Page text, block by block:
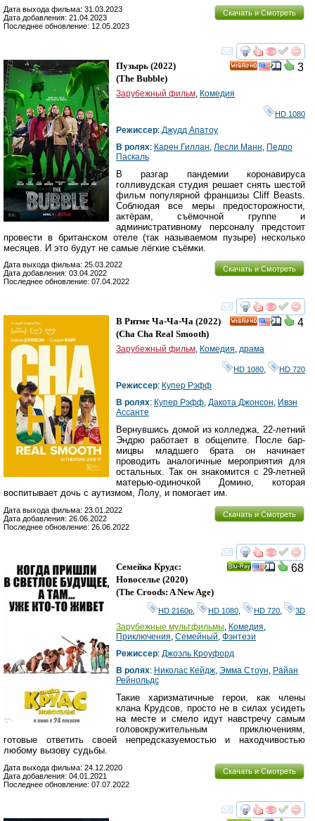
Скачать и Смотреть
Дата выхода фильма: 31.03.2023
Дата добавления: 21.04.2023
Последнее обновление: 12.05.2023
смотреть
3
Пузырь (2022)
(The Bubble)
Зарубежный фильм Комедия
HD 1080
Режиссер: Джудд Апатоу
В ролях: Карен Гиллан Лесли Манн Педро
Паскаль
В разгар пандемии коронавируса
голливудская студия решает снять шестой
фильм популярной франшизы Cliff Beasts.
Соблюдая все меры предосторожности,
актёрам, съёмочной группе и
административному персоналу предстоит
провести в британском отеле (так называемом пузыре) несколько
месяцев. И это будут не самые лёгкие съёмки.
Скачать и Смотреть
Дата выхода фильма: 25.03.2022
Дата добавления: 03.04.2022
Последнее обновление: 07.04.2022
смотреть
4
В Ритме Ча-Ча-Ча (2022)
(Cha Cha Real Smooth)
Зарубежный фильм, Комедия, драма
HD 1080 HD 720
Режиссер: Купер Рэфф
В ролях: Купер Рэфф, Дакота Джонсон, Ивэн
Ассанте
Вернувшись домой из колледжа, 22-летний
Эндрю работает в общепите. После бар-
мицвы младшего брата он начинает
проводить аналогичные мероприятия для
остальных. Так он знакомится с 29-летней
матерью-одиночкой Домино, которая
воспитывает дочь с аутизмом, Лолу, и помогает им.
Скачать и Смотреть
Дата выхода фильма: 23.01.2022
Дата добавления: 26.06.2022
Последнее обновление: 26.06.2022
смотреть
68
Семейка Крудс:
Новоселье (2020)
(The Croods: A New Age)
HD 2160р HD 1080 HD 720 3D
Зарубежные мультфильмы, Комедия,
Приключения, Семейный, Фэнтези
Режиссер: Джоэль Кроуфорд
В ролях: Николас Кейдж, Эмма Стоун, Райан
Рейнольдс
Такие харизматичные герои, как члены
клана Крудсов, просто не в силах усидеть
на месте и смело идут навстречу самым
головокружительным приключениям,
готовые ответить своей непредсказуемостью и находчивостью
любому вызову судьбы.
Скачать и Смотреть
Дата выхода фильма: 24.12.2020
Дата добавления: 04.01.2021
Последнее обновление: 07.07.2022
смотреть